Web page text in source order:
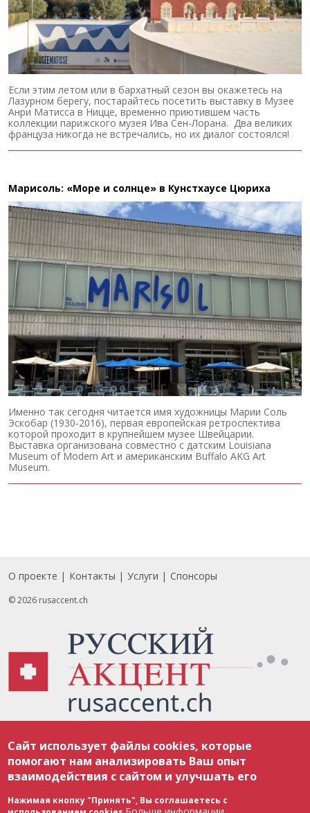
Если этим летом или в бархатный сезон вы окажетесь на
Лазурном берегу, постарайтесь посетить выставку в Музее
Анри Матисса в Ницце, временно приютившем часть
коллекции парижского музея Ива Сен-Лорана. Два великих
француза никогда не встречались, но их диалог состоялся!
Марисоль: «Море и солнце» в Кунстхаусе Цюриха
Именно так сегодня читается имя художницы Марии Соль
Эскобар (1930-2016), первая европейская ретроспектива
которой проходит в крупнейшем музее Швейцарии.
Выставка организована совместно с датским Louisiana
Museum of Modern Art и американским Buffalo AKG Art
Museum.
Footer
О проекте Контакты Услуги Спонсоры
© 2026 rusaccent.ch
соответствии с законодательством Швейцарии об авторском праве и
международными соглашениями. Полное или частичное использование
материалов возможно только с разрешения редакции. В случае полного
или частичного воспроизведения материалов сайта rusaccent.ch,
ОБЯЗАТЕЛЬНА АКТИВНАЯ ГИПЕРССЫЛКА на конкретный заимствованный
текст. Фотоизображения, размещенные редакцией rusaccent.ch, являются
ее исключительной собственностью. Полное или частичное
Сайт использует файлы cookies, которые
помогают нам анализировать Ваш опыт
взаимодействия с сайтом и улучшать его
Нажимая кнопку "Принять", Вы соглашаетесь с